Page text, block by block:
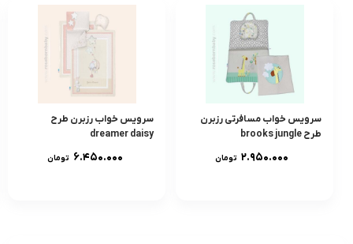
سرویس خواب مسافرتی رزبرن
طرح brooks jungle
۲.۹۵۰.۰۰۰ تومان
سرویس خواب رزبرن طرح
dreamer daisy
۶.۴۵۰.۰۰۰ تومان